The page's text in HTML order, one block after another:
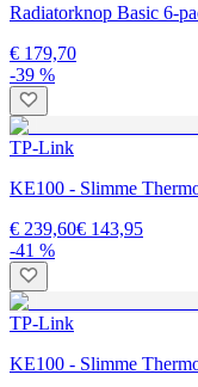
Radiatorknop Basic 6-
€ 179,70
-39 %
TP-Link
KE100 - Slimme
€ 239,60€ 143,95
-41 %
TP-Link
KE100 - Slimme